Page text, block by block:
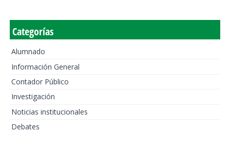
Categorías
Alumnado
Información General
Contador Público
Investigación
Noticias institucionales
Debates